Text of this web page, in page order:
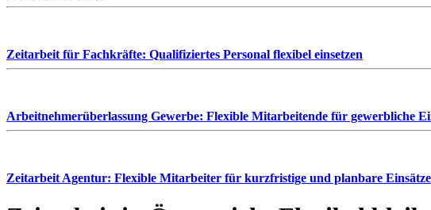
Zeitarbeit für Fachkräfte: Qualifiziertes Personal flexibel einsetzen
Arbeitnehmerüberlassung Gewerbe: Flexible Mitarbeitende für gewerbliche
Zeitarbeit Agentur: Flexible Mitarbeiter für kurzfristige und planbare Einsätze